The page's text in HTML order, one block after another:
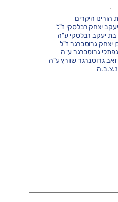
הורינו היקרים
יצחק רבלסקי ז"ל
בת יעקב רבלסקי ע"ה
יצחק גרוסברגר ז"ל
גרוסברגר ע"ה
גרוסברגר שוורץ ע"ה